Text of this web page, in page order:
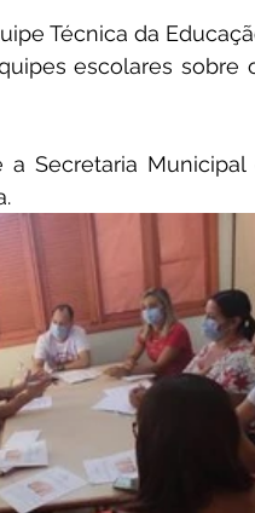
Técnica da
escolares sobre
Secretaria